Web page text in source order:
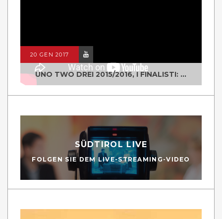
20 GEN 2017
UNO TWO DREI 2015/2016, I FINALISTI: CLASSE IV ALS ISTITUTO "DEGASPERI" BORGO VALSUGANA
SÜDTIROL LIVE
FOLGEN SIE DEM LIVE-STREAMING-VIDEO